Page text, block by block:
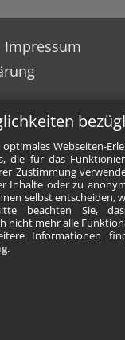
Webseiten-
die für das
Zustimmung
Inhalte oder zu
selbst entscheiden,
beachten Sie,
nicht mehr alle
Informationen
.
Impressum